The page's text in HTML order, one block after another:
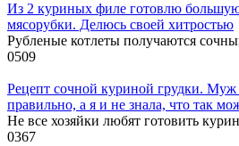
Из 2 куриных филе готовлю большую
мясорубки. Делюсь своей хитростью
Рубленые котлеты получаются
0509
Рецепт сочной куриной грудки. Муж
правильно, а я и не знала, что так
Не все хозяйки любят готовить
0367